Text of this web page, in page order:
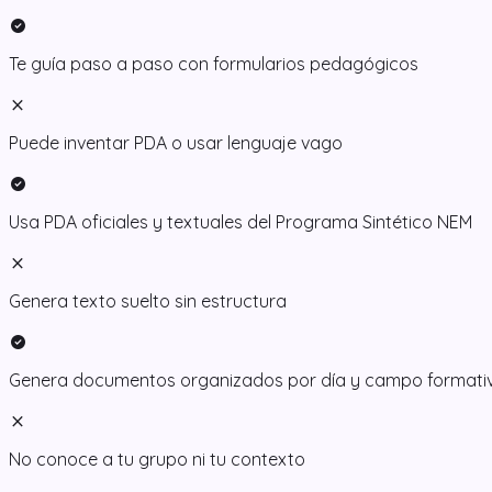
check_circle
Te guía paso a paso con formularios pedagógicos
close
Puede inventar PDA o usar lenguaje vago
check_circle
Usa PDA oficiales y textuales del Programa Sintético NEM
close
Genera texto suelto sin estructura
check_circle
Genera documentos organizados por día y campo
close
No conoce a tu grupo ni tu contexto